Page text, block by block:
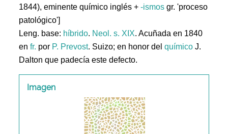
1844), eminente químico inglés +-ismos gr. 'proceso
patológico']
Leng. base: híbrido. Neol. s. XIX. Acuñada en 1840
enfr. por P. Prevost. Suizo; en honor delquímico J.
Dalton que padecía este defecto.
Imagen